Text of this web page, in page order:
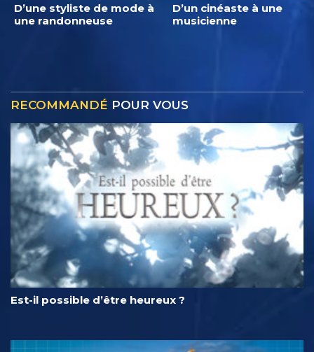
D’une styliste de mode à
une randonneuse
D’un cinéaste à une
musicienne
RECOMMANDÉ POUR VOUS
Est-il possible d’être heureux ?